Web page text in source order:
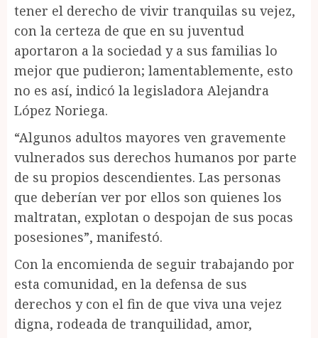
tener el derecho de vivir tranquilas su vejez,
con la certeza de que en su juventud
aportaron a la sociedad y a sus familias lo
mejor que pudieron; lamentablemente, esto
no es así, indicó la legisladora Alejandra
López Noriega.
“Algunos adultos mayores ven gravemente
vulnerados sus derechos humanos por parte
de su propios descendientes. Las personas
que deberían ver por ellos son quienes los
maltratan, explotan o despojan de sus pocas
posesiones”, manifestó.
Con la encomienda de seguir trabajando por
esta comunidad, en la defensa de sus
derechos y con el fin de que viva una vejez
digna, rodeada de tranquilidad, amor,